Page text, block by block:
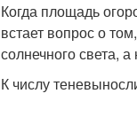
Когда площадь
встает вопрос о
солнечного света,
К числу